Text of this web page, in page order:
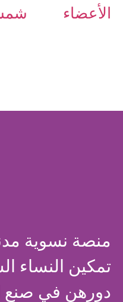
الأعضاء
منصة نسوية
تمكين النساء
دورهن في صنع